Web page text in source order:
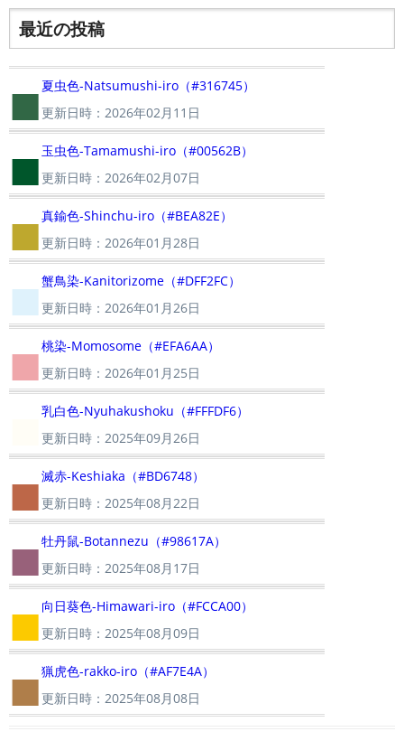
最近の投稿
■ 夏虫色-Natsumushi-iro（#316745）
更新日時：2026年02月11日
■ 玉虫色-Tamamushi-iro（#00562B）
更新日時：2026年02月07日
■真鍮色-Shinchu-iro（#BEA82E）
更新日時：2026年01月28日
■ 蟹鳥染-Kanitorizome（#DFF2FC）
更新日時：2026年01月26日
■桃染-Momosome（#EFA6AA）
更新日時：2026年01月25日
乳白色-Nyuhakushoku（#FFFDF6）
更新日時：2025年09月26日
■滅赤-Keshiaka（#BD6748）
更新日時：2025年08月22日
■牡丹鼠-Botannezu（#98617A）
更新日時：2025年08月17日
■ 向日葵色-Himawari-iro（#FCCA00）
更新日時：2025年08月09日
■猟虎色-rakko-iro（#AF7E4A）
更新日時：2025年08月08日